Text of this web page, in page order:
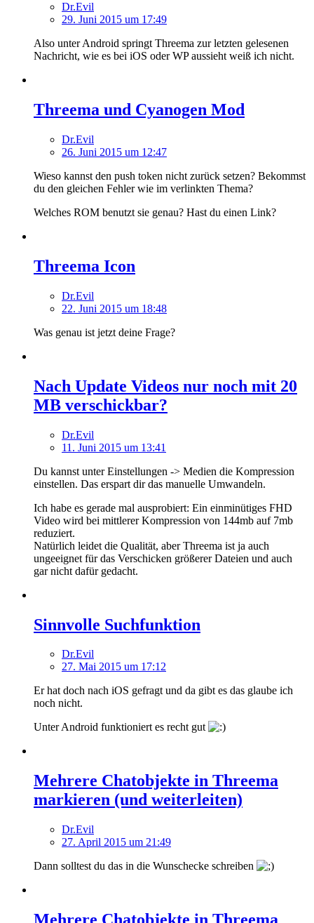
Dr.Evil
29. Juni 2015 um 17:49
Also unter Android springt Threema zur letzten gelesenen
Nachricht, wie es bei iOS oder WP aussieht weiß ich nicht.
Threema und Cyanogen Mod
Dr.Evil
26. Juni 2015 um 12:47
Wieso kannst den push token nicht zurück setzen? Bekommst
du den gleichen Fehler wie im verlinkten Thema?
Welches ROM benutzt sie genau? Hast du einen Link?
Threema Icon
Dr.Evil
22. Juni 2015 um 18:48
Was genau ist jetzt deine Frage?
Nach Update Videos nur noch mit 20
MB verschickbar?
Dr.Evil
11. Juni 2015 um 13:41
Du kannst unter Einstellungen -> Medien die Kompression
einstellen. Das erspart dir das manuelle Umwandeln.
Ich habe es gerade mal ausprobiert: Ein einminütiges FHD
Video wird bei mittlerer Kompression von 144mb auf 7mb
reduziert.
Natürlich leidet die Qualität, aber Threema ist ja auch
ungeeignet für das Verschicken größerer Dateien und auch
gar nicht dafür gedacht.
Sinnvolle Suchfunktion
Dr.Evil
27. Mai 2015 um 17:12
Er hat doch nach iOS gefragt und da gibt es das glaube ich
noch nicht.
Unter Android funktioniert es recht gut
Mehrere Chatobjekte in Threema
markieren (und weiterleiten)
Dr.Evil
27. April 2015 um 21:49
Dann solltest du das in die Wunschecke schreiben